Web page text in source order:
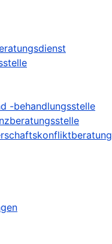
-behandlungsstelle